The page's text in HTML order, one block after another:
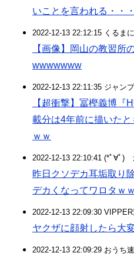
いことを言われる・・・
2022-12-13 22:12:15 くるま
【画像】岡山の教習所
wwwwwww
2022-12-13 22:11:35 ジャン
【超衝撃】冨樫義博『
載分は4年前に描いた
ｗｗ
2022-12-13 22:10:41 (*ﾟ∀ﾟ)
昨日クソデカ耳垢取り
デカくなってワロタｗ
2022-12-13 22:09:30 VIPPER
ヤクザに顔射したら大
2022-12-13 22:09:29 おうち